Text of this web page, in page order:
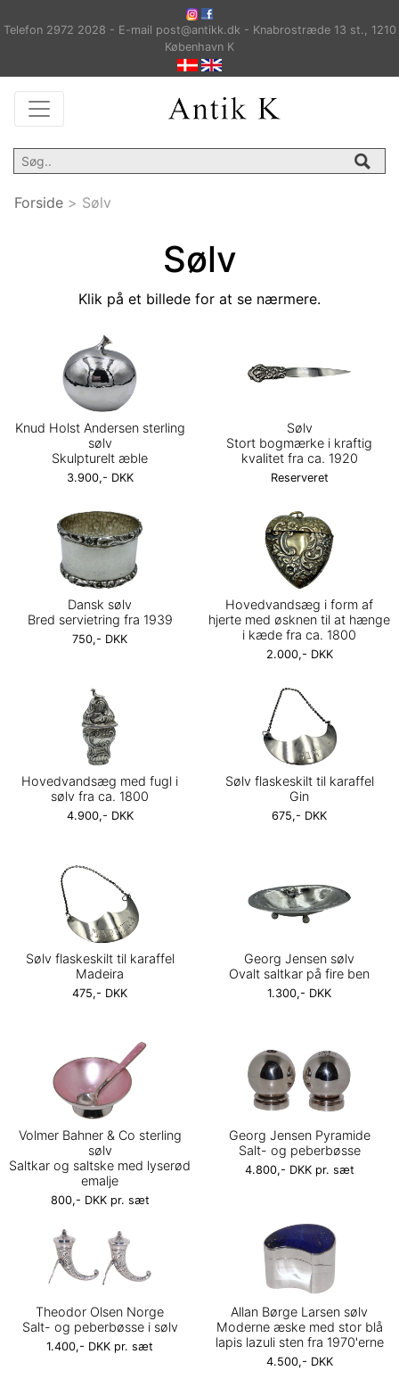
Telefon 2972 2028 - E-mail post@antikk.dk - Knabrostræde 13 st., 1210
København K
Forside > Sølv
Sølv
Klik på et billede for at se nærmere.
Knud Holst Andersen sterling
sølv
Skulpturelt æble
3.900,- DKK
Sølv
Stort bogmærke i kraftig
kvalitet fra ca. 1920
Reserveret
Dansk sølv
Bred servietring fra 1939
750,- DKK
Hovedvandsæg i form af
hjerte med øsknen til at hænge
i kæde fra ca. 1800
2.000,- DKK
Hovedvandsæg med fugl i
sølv fra ca. 1800
4.900,- DKK
Sølv flaskeskilt til karaffel
Gin
675,- DKK
Sølv flaskeskilt til karaffel
Madeira
475,- DKK
Georg Jensen sølv
Ovalt saltkar på fire ben
1.300,- DKK
Volmer Bahner & Co sterling
sølv
Saltkar og saltske med lyserød
emalje
800,- DKK pr. sæt
Georg Jensen Pyramide
Salt- og peberbøsse
4.800,- DKK pr. sæt
Theodor Olsen Norge
Salt- og peberbøsse i sølv
1.400,- DKK pr. sæt
Allan Børge Larsen sølv
Moderne æske med stor blå
lapis lazuli sten fra 1970'erne
4.500,- DKK